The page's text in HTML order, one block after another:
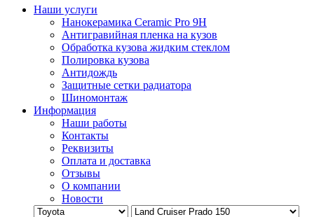
Наши услуги
Нанокерамика Ceramic Pro 9H
Антигравийная пленка на кузов
Обработка кузова жидким стеклом
Полировка кузова
Антидождь
Защитные сетки радиатора
Шиномонтаж
Информация
Наши работы
Контакты
Реквизиты
Оплата и доставка
Отзывы
О компании
Новости